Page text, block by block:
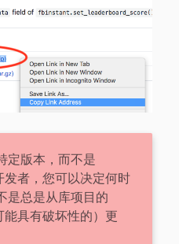
定版本，而不是
发者，您可以决定何时
是总是从库项目的
具有破坏性的）更